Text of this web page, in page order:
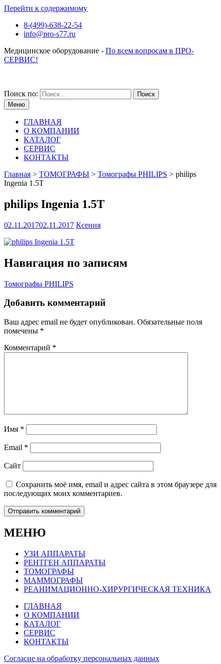
Перейти к содержимому
8-(499)-638-22-54
info@pro-s77.ru
Медицинское оборудование - По всем вопросам в ПРО-
СЕРВИС!
Поиск по:
Меню
ГЛАВНАЯ
О КОМПАНИИ
КАТАЛОГ
СЕРВИС
КОНТАКТЫ
Главная > ТОМОГРАФЫ > Томографы PHILIPS > philips
Ingenia 1.5T
philips Ingenia 1.5T
02.11.201702.11.2017 Ксения
Навигация по записям
Томографы PHILIPS
Добавить комментарий
Ваш адрес email не будет опубликован. Обязательные поля
помечены *
Комментарий *
Имя *
Email *
Сайт
Сохранить моё имя, email и адрес сайта в этом браузере для
последующих моих комментариев.
МЕНЮ
УЗИ АППАРАТЫ
РЕНТГЕН АППАРАТЫ
ТОМОГРАФЫ
МАММОГРАФЫ
РЕАНИМАЦИОННО-ХИРУРГИЧЕСКАЯ ТЕХНИКА
ГЛАВНАЯ
О КОМПАНИИ
КАТАЛОГ
СЕРВИС
КОНТАКТЫ
Согласие на обработку персональных данных